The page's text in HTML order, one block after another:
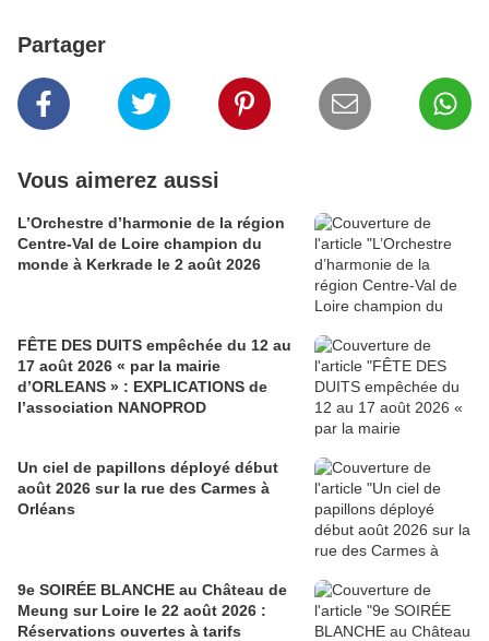
Partager
Vous aimerez aussi
L’Orchestre d’harmonie de la région
Centre-Val de Loire champion du
monde à Kerkrade le 2 août 2026
FÊTE DES DUITS empêchée du 12 au
17 août 2026 « par la mairie
d’ORLEANS » : EXPLICATIONS de
l’association NANOPROD
Un ciel de papillons déployé début
août 2026 sur la rue des Carmes à
Orléans
9e SOIRÉE BLANCHE au Château de
Meung sur Loire le 22 août 2026 :
Réservations ouvertes à tarifs